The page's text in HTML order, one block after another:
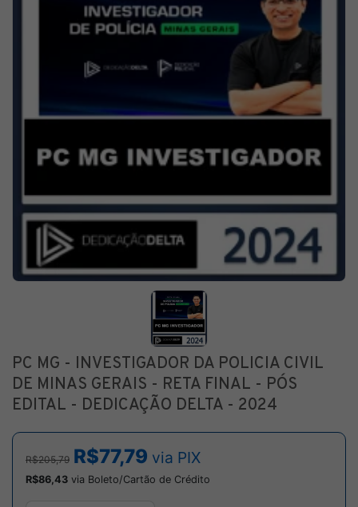
PC MG - INVESTIGADOR DA POLICIA CIVIL
DE MINAS GERAIS - RETA FINAL - PÓS
EDITAL - DEDICAÇÃO DELTA - 2024
R$205,79 R$77,79 via PIX
R$86,43 via Boleto/Cartão de Crédito